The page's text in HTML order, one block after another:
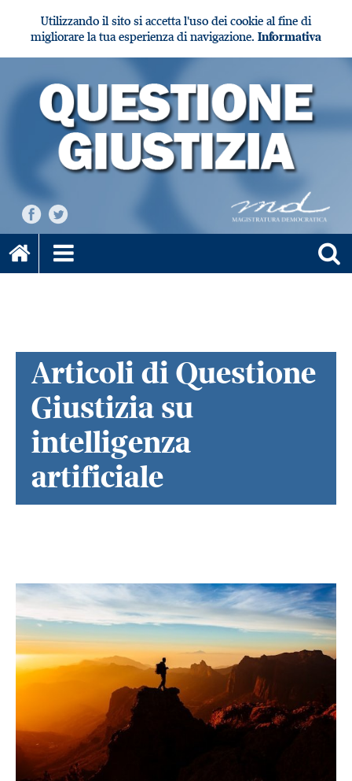
Utilizzando il sito si accetta l'uso dei cookie al fine di
migliorare la tua esperienza di navigazione. Informativa
Articoli di Questione
Giustizia su
intelligenza
artificiale